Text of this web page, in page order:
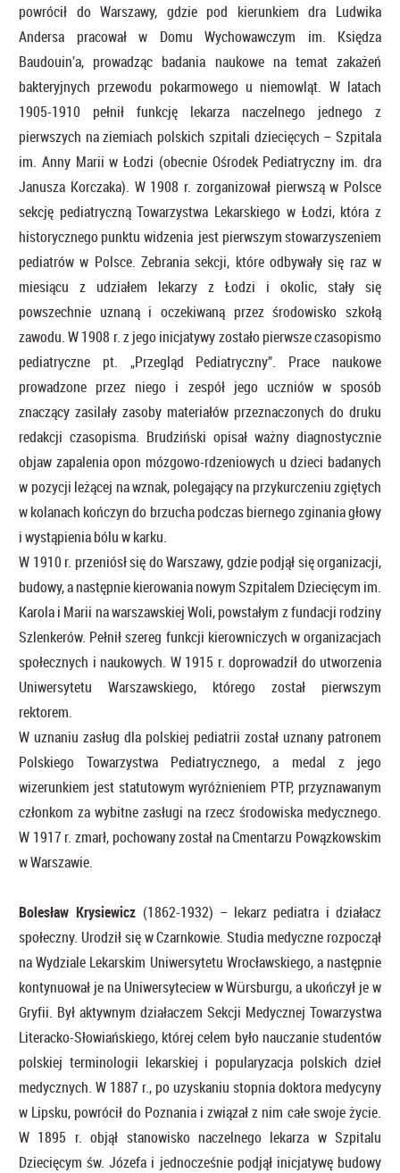
powrócił do Warszawy, gdzie pod kierunkiem dra Ludwika
Andersa pracował w Domu Wychowawczym im. Księdza
Baudouin’a, prowadząc badania naukowe na temat zakażeń
bakteryjnych przewodu pokarmowego u niemowląt. W latach
1905-1910 pełnił funkcję lekarza naczelnego jednego z
pierwszych na ziemiach polskich szpitali dziecięcych – Szpitala
im. Anny Marii w Łodzi (obecnie Ośrodek Pediatryczny im. dra
Janusza Korczaka). W 1908 r. zorganizował pierwszą w Polsce
sekcję pediatryczną Towarzystwa Lekarskiego w Łodzi, która z
historycznego punktu widzenia jest pierwszym stowarzyszeniem
pediatrów w Polsce. Zebrania sekcji, które odbywały się raz w
miesiącu z udziałem lekarzy z Łodzi i okolic, stały się
powszechnie uznaną i oczekiwaną przez środowisko szkołą
zawodu. W 1908 r. z jego inicjatywy zostało pierwsze czasopismo
pediatryczne pt. „Przegląd Pediatryczny”. Prace naukowe
prowadzone przez niego i zespół jego uczniów w sposób
znaczący zasilały zasoby materiałów przeznaczonych do druku
redakcji czasopisma. Brudziński opisał ważny diagnostycznie
objaw zapalenia opon mózgowo-rdzeniowych u dzieci badanych
w pozycji leżącej na wznak, polegający na przykurczeniu zgiętych
w kolanach kończyn do brzucha podczas biernego zginania głowy
i wystąpienia bólu w karku.
W 1910 r. przeniósł się do Warszawy, gdzie podjął się organizacji,
budowy, a następnie kierowania nowym Szpitalem Dziecięcym im.
Karola i Marii na warszawskiej Woli, powstałym z fundacji rodziny
Szlenkerów. Pełnił szereg funkcji kierowniczych w organizacjach
społecznych i naukowych. W 1915 r. doprowadził do utworzenia
Uniwersytetu Warszawskiego, którego został pierwszym
rektorem.
W uznaniu zasług dla polskiej pediatrii został uznany patronem
Polskiego Towarzystwa Pediatrycznego, a medal z jego
wizerunkiem jest statutowym wyróżnieniem PTP, przyznawanym
członkom za wybitne zasługi na rzecz środowiska medycznego.
W 1917 r. zmarł, pochowany został na Cmentarzu Powązkowskim
w Warszawie.
Bolesław Krysiewicz (1862-1932) – lekarz pediatra i działacz
społeczny. Urodził się w Czarnkowie. Studia medyczne rozpoczął
na Wydziale Lekarskim Uniwersytetu Wrocławskiego, a następnie
kontynuował je na Uniwersyteciew w Würsburgu, a ukończył je w
Gryfii. Był aktywnym działaczem Sekcji Medycznej Towarzystwa
Literacko-Słowiańskiego, której celem było nauczanie studentów
polskiej terminologii lekarskiej i popularyzacja polskich dzieł
medycznych. W 1887 r., po uzyskaniu stopnia doktora medycyny
w Lipsku, powrócił do Poznania i związał z nim całe swoje życie.
W 1895 r. objął stanowisko naczelnego lekarza w Szpitalu
Dziecięcym św. Józefa i jednocześnie podjął inicjatywę budowy